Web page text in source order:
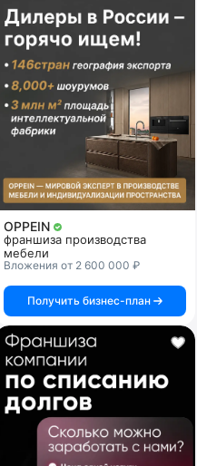
OPPEIN
франшиза производства
мебели
Вложения от 2 600 000 ₽
Получить бизнес-план